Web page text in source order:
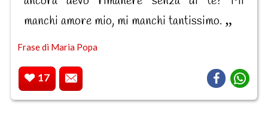
manchi amore mio, mi manchi tantissimo.
Frase di Maria Popa
17